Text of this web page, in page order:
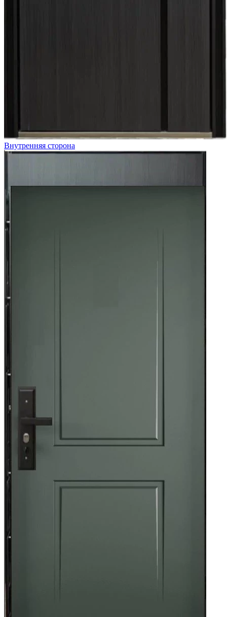
Внутренняя сторона